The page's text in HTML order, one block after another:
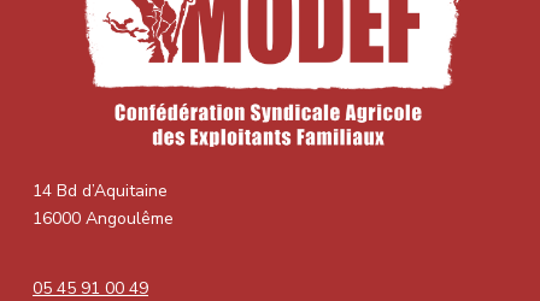
14 Bd d’Aquitaine
16000 Angoulême
05 45 91 00 49